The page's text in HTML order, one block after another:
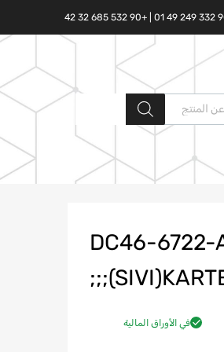
البحث المنتجات
DC46-6722-
في الأوراق المالية